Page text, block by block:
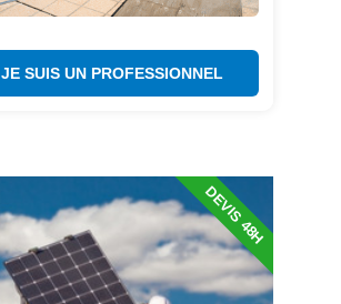
JE SUIS UN PROFESSIONNEL
DEVIS 48H